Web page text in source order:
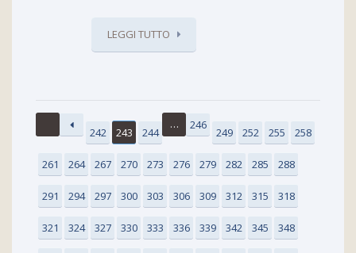
LEGGI TUTTO
242 243 244
… 246
249 252 255 258
261 264 267 270 273 276 279 282 285 288
291 294 297 300 303 306 309 312 315 318
321 324 327 330 333 336 339 342 345 348